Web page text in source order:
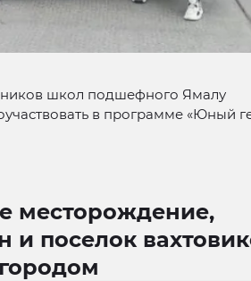
школ подшефного Ямалу
в программе «Юный
месторождение,
и поселок